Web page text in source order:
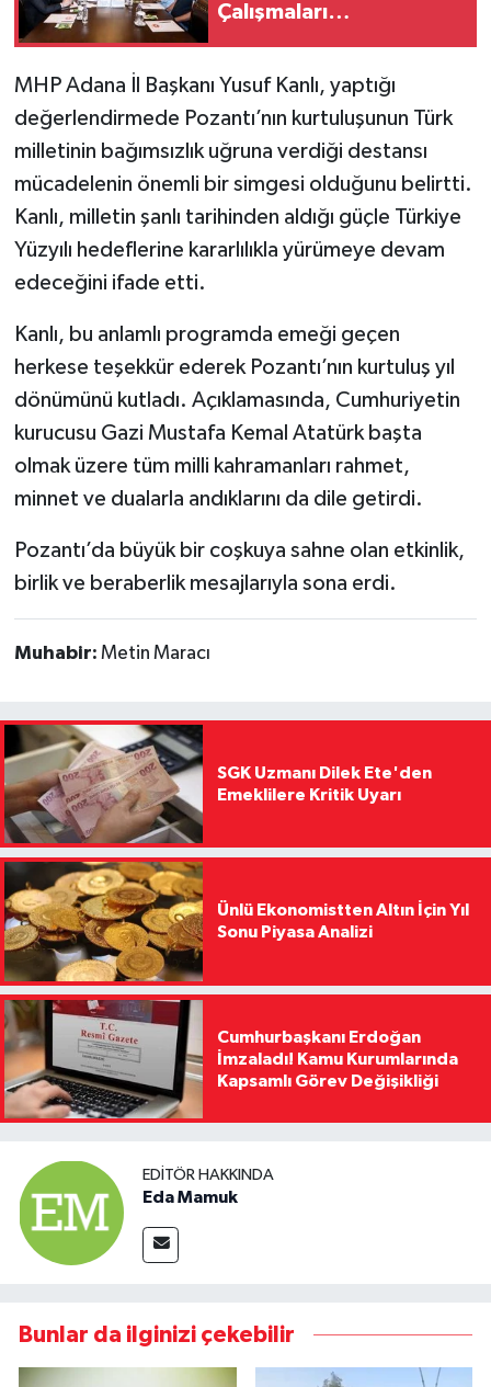
Çalışmaları
MHP Adana İl Başkanı Yusuf Kanlı, yaptığı
değerlendirmede Pozantı’nın kurtuluşunun Türk
milletinin bağımsızlık uğruna verdiği destansı
mücadelenin önemli bir simgesi olduğunu belirtti.
Kanlı, milletin şanlı tarihinden aldığı güçle Türkiye
Yüzyılı hedeflerine kararlılıkla yürümeye devam
edeceğini ifade etti.
Kanlı, bu anlamlı programda emeği geçen
herkese teşekkür ederek Pozantı’nın kurtuluş yıl
dönümünü kutladı. Açıklamasında, Cumhuriyetin
kurucusu Gazi Mustafa Kemal Atatürk başta
olmak üzere tüm milli kahramanları rahmet,
minnet ve dualarla andıklarını da dile getirdi.
Pozantı’da büyük bir coşkuya sahne olan etkinlik,
birlik ve beraberlik mesajlarıyla sona erdi.
Muhabir: Metin Maracı
SGK Uzmanı Dilek Ete'den
Emeklilere Kritik Uyarı
Ünlü Ekonomistten Altın İçin Yıl
Sonu Piyasa Analizi
Cumhurbaşkanı Erdoğan
İmzaladı! Kamu Kurumlarında
Kapsamlı Görev Değişikliği
EDITÖR HAKKINDA
Eda Mamuk
Bunlar da ilginizi çekebilir